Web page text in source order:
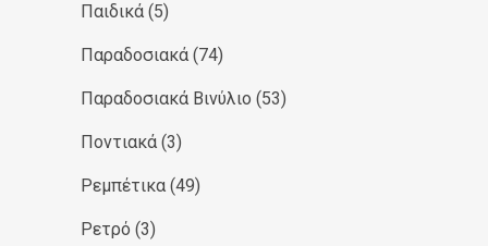
Παιδικά (5)
Παραδοσιακά (74)
Παραδοσιακά Βινύλιο (53)
Ποντιακά (3)
Ρεμπέτικα (49)
Ρετρό (3)